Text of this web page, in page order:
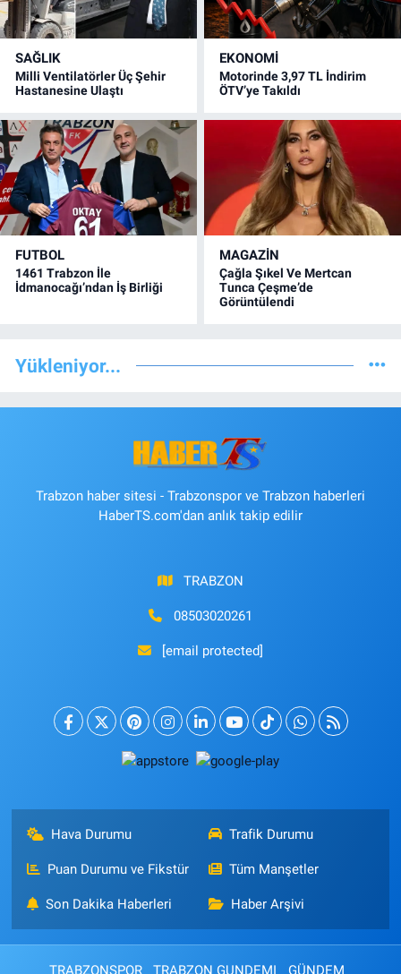
SAĞLIK
Milli Ventilatörler Üç Şehir
Hastanesine Ulaştı
EKONOMİ
Motorinde 3,97 TL İndirim
ÖTV’ye Takıldı
FUTBOL
1461 Trabzon İle
İdmanocağı’ndan İş Birliği
MAGAZİN
Çağla Şıkel Ve Mertcan
Tunca Çeşme’de
Görüntülendi
Yükleniyor...
Trabzon haber sitesi - Trabzonspor ve Trabzon haberleri
HaberTS.com'dan anlık takip edilir
TRABZON
08503020261
[email protected]
Hava Durumu Trafik Durumu
Puan Durumu ve Fikstür Tüm Manşetler
Son Dakika Haberleri Haber Arşivi
TRABZONSPOR TRABZON GUNDEMI GÜNDEM